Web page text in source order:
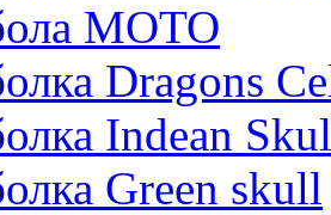
МОТО
Dragons
Indean
Green skull